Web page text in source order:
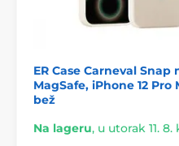
ER Case Carneval Snap
MagSafe, iPhone 12 Pro
bež
Na lageru, u utorak 11. 8.